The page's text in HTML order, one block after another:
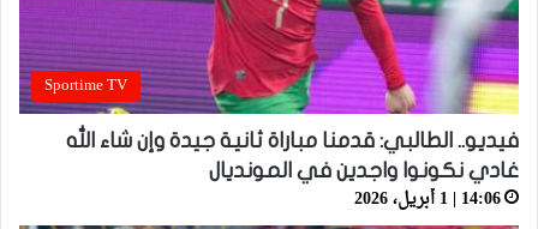
Sportime TV
فيديو.. الطالبي: قدمنا مباراة ثانية جيدة وإن شاء الله
غادي نكونوا واجدين في المونديال
14:06 | 1 أبريل، 2026